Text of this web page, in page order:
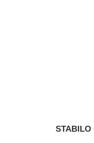
STABILO